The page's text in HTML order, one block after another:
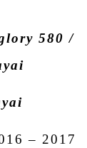
580 /
– 2017